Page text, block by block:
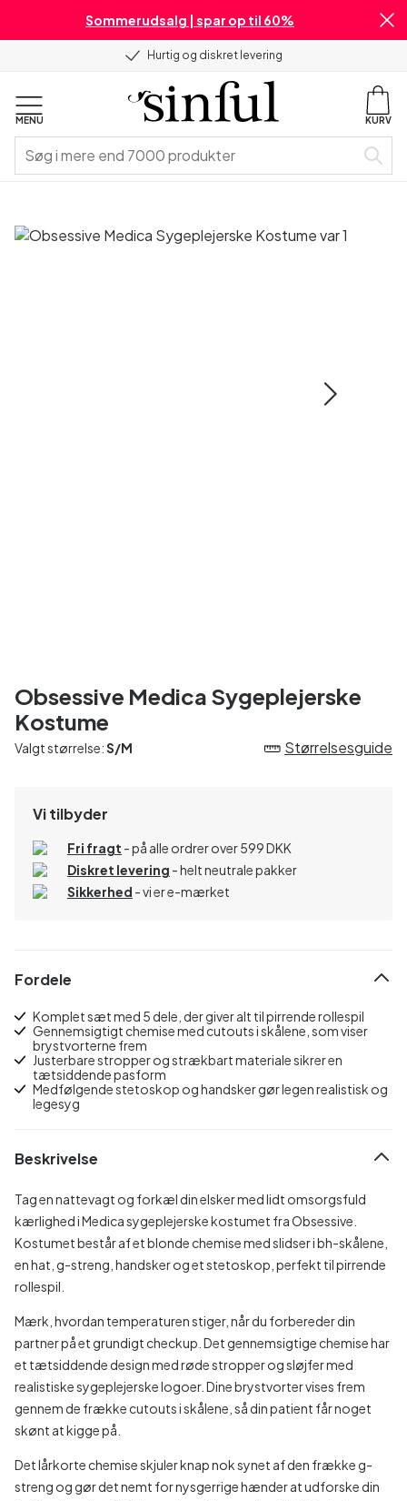
Sommerudsalg | spar op til 60%
Hurtig og diskret levering
MENU KURV
Obsessive Medica Sygeplejerske
Kostume
Valgt størrelse:S/M Størrelsesguide
Vi tilbyder
Fri fragt - på alle ordrer over 599 DKK
Diskret levering - helt neutrale pakker
Sikkerhed - vi er e-mærket
Fordele
Komplet sæt med 5 dele, der giver alt til pirrende rollespil
Gennemsigtigt chemise med cutouts i skålene, som viser
brystvorterne frem
Justerbare stropper og strækbart materiale sikrer en
tætsiddende pasform
Medfølgende stetoskop og handsker gør legen realistisk og
legesyg
Beskrivelse
Tag en nattevagt og forkæl din elsker med lidt omsorgsfuld
kærlighed i Medica sygeplejerske kostumet fra Obsessive.
Kostumet består af et blonde chemise med slidser i bh-skålene,
en hat, g-streng, handsker og et stetoskop, perfekt til pirrende
rollespil.
Mærk, hvordan temperaturen stiger, når du forbereder din
partner på et grundigt checkup. Det gennemsigtige chemise har
et tætsiddende design med røde stropper og sløjfer med
realistiske sygeplejerske logoer. Dine brystvorter vises frem
gennem de frække cutouts i skålene, så din patient får noget
skønt at kigge på.
Det lårkorte chemise skjuler knap nok synet af den frække g-
streng og gør det nemt for nysgerrige hænder at udforske din